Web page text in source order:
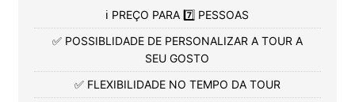
ℹ️ PREÇO PARA 7️⃣ PESSOAS
✅ POSSIBLIDADE DE PERSONALIZAR A TOUR A
SEU GOSTO
✅ FLEXIBILIDADE NO TEMPO DA TOUR